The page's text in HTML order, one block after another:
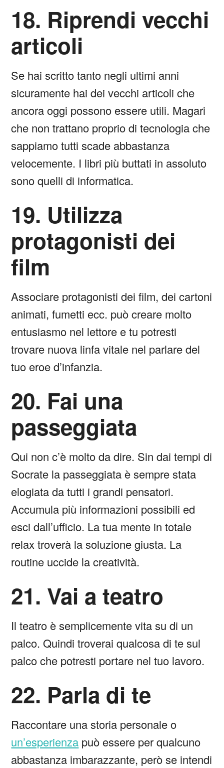
18. Riprendi vecchi
articoli
Se hai scritto tanto negli ultimi anni
sicuramente hai dei vecchi articoli che
ancora oggi possono essere utili. Magari
che non trattano proprio di tecnologia che
sappiamo tutti scade abbastanza
velocemente. I libri più buttati in assoluto
sono quelli di informatica.
19. Utilizza
protagonisti dei
film
Associare protagonisti dei film, dei cartoni
animati, fumetti ecc. può creare molto
entusiasmo nel lettore e tu potresti
trovare nuova linfa vitale nel parlare del
tuo eroe d’infanzia.
20. Fai una
passeggiata
Qui non c’è molto da dire. Sin dai tempi di
Socrate la passeggiata è sempre stata
elogiata da tutti i grandi pensatori.
Accumula più informazioni possibili ed
esci dall’ufficio. La tua mente in totale
relax troverà la soluzione giusta. La
routine uccide la creatività.
21. Vai a teatro
Il teatro è semplicemente vita su di un
palco. Quindi troverai qualcosa di te sul
palco che potresti portare nel tuo lavoro.
22. Parla di te
Raccontare una storia personale o
un’esperienza può essere per qualcuno
abbastanza imbarazzante, però se intendi